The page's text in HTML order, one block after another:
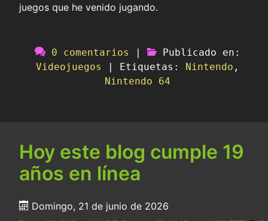
juegos que he venido jugando.
0 comentarios |
Publicado en:
Videojuegos
| Etiquetas: Nintendo ,
Nintendo 64
Hoy este blog cumple 19
años en línea
Domingo, 21 de junio de 2026